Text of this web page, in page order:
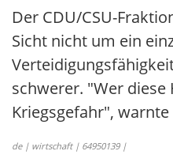
Der CDU/CSU-
Sicht nicht um ein
schwerer. "Wer
Kriegsgefahr", warnte
de | wirtschaft | 64950139 |